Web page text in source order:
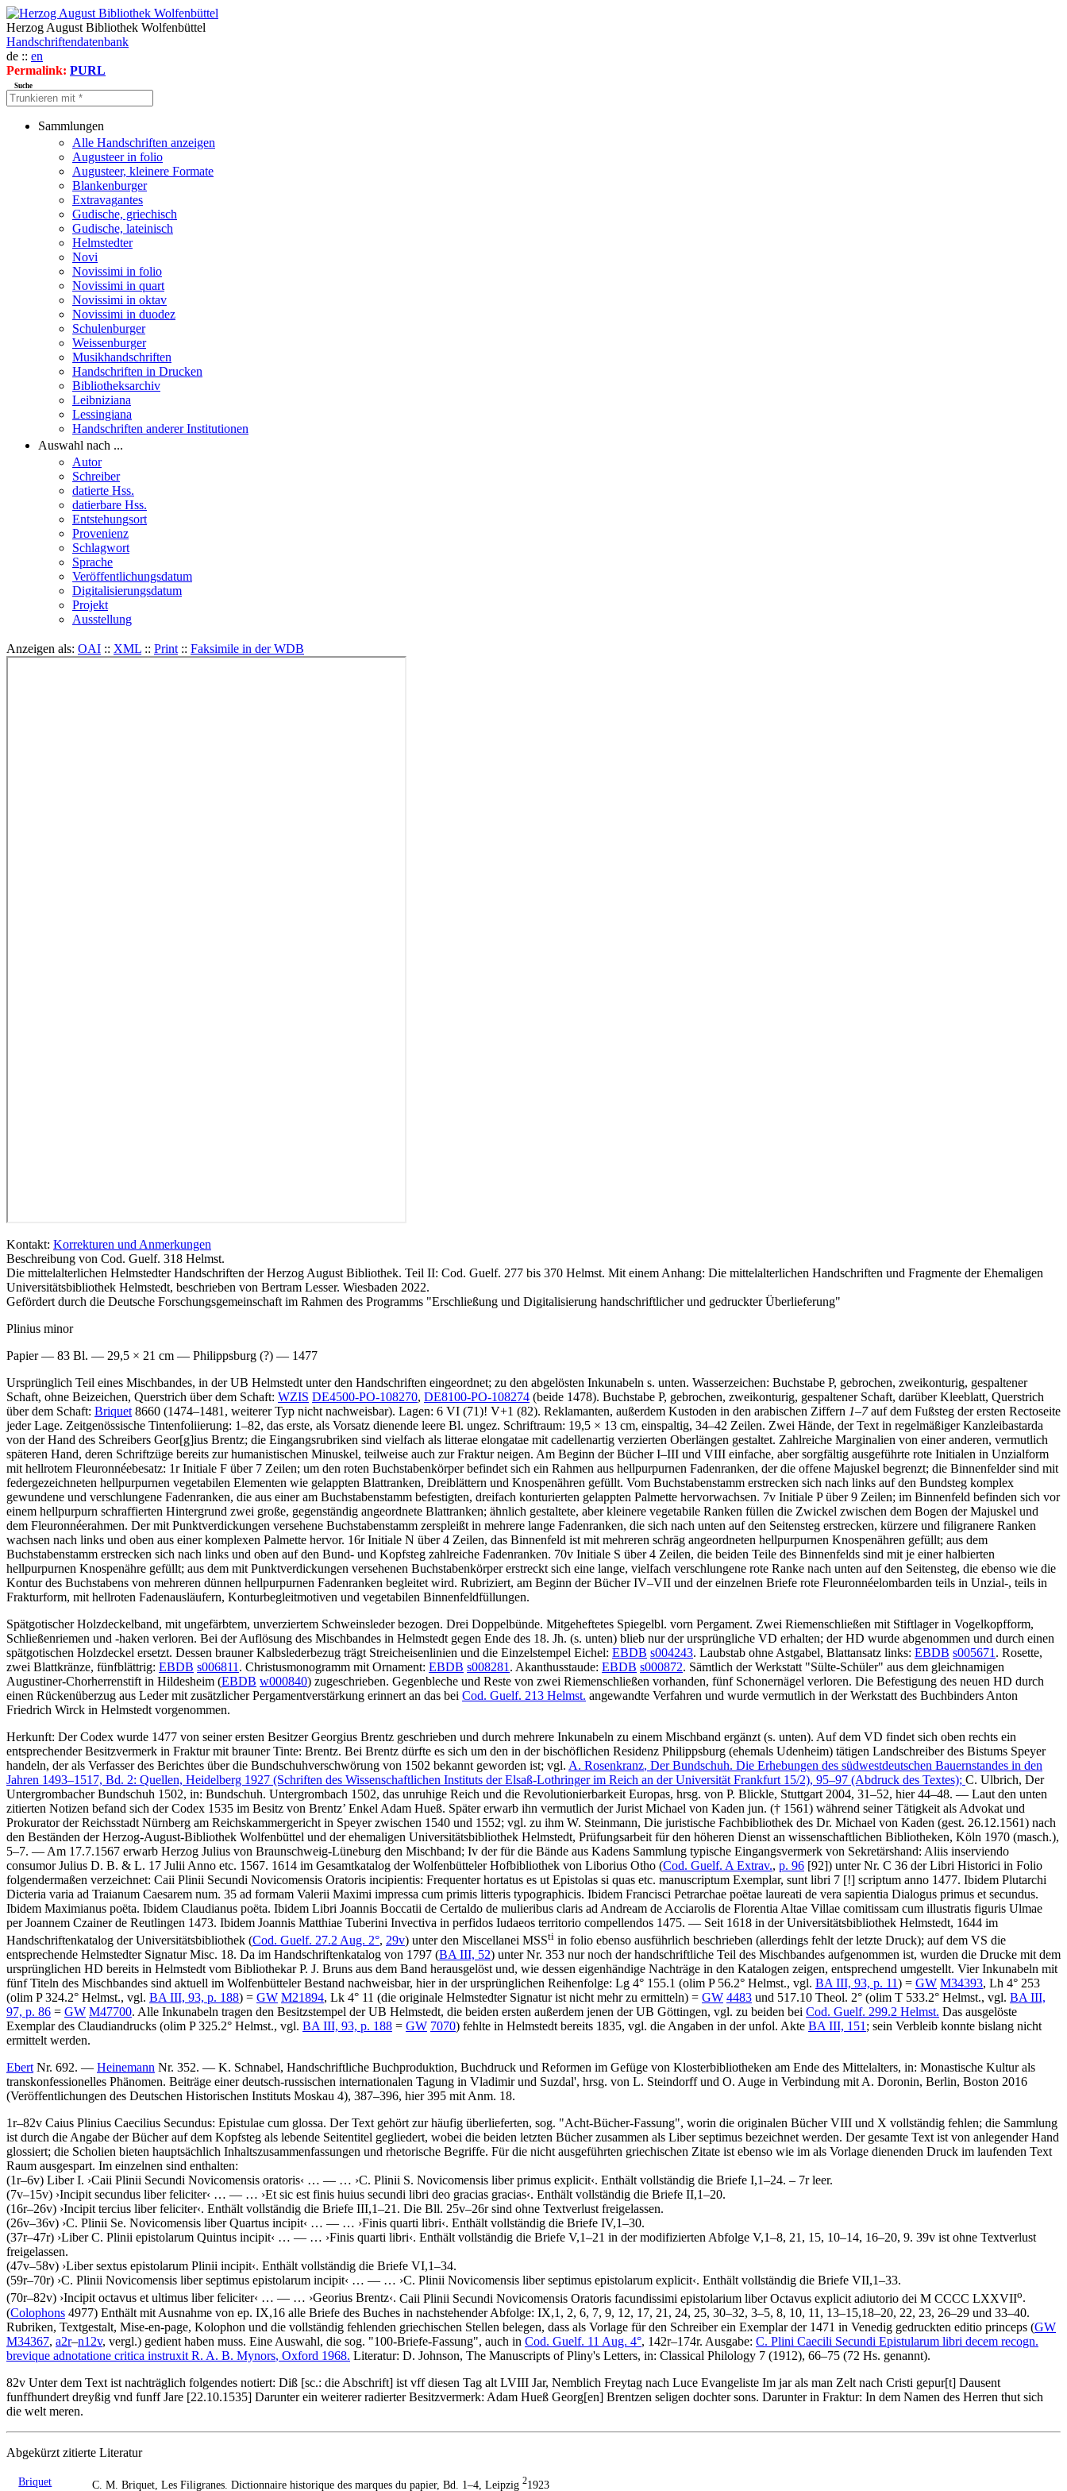
Herzog August Bibliothek Wolfenbüttel
Handschriftendatenbank
de :: en
Permalink: PURL
Suche
Sammlungen
Alle Handschriften anzeigen
Augusteer in folio
Augusteer, kleinere Formate
Blankenburger
Extravagantes
Gudische, griechisch
Gudische, lateinisch
Helmstedter
Novi
Novissimi in folio
Novissimi in quart
Novissimi in oktav
Novissimi in duodez
Schulenburger
Weissenburger
Musikhandschriften
Handschriften in Drucken
Bibliotheksarchiv
Leibniziana
Lessingiana
Handschriften anderer Institutionen
Auswahl nach ...
Autor
Schreiber
datierte Hss.
datierbare Hss.
Entstehungsort
Provenienz
Schlagwort
Sprache
Veröffentlichungsdatum
Digitalisierungsdatum
Projekt
Ausstellung
Anzeigen als: OAI :: XML :: Print :: Faksimile in der WDB
Kontakt: Korrekturen und Anmerkungen
Beschreibung von Cod. Guelf. 318 Helmst.
Die mittelalterlichen Helmstedter Handschriften der Herzog August Bibliothek. Teil II: Cod. Guelf. 277 bis 370 Helmst. Mit einem Anhang: Die mittelalterlichen Handschriften und Fragmente der Ehemaligen
Universitätsbibliothek Helmstedt, beschrieben von Bertram Lesser. Wiesbaden 2022.
Gefördert durch die Deutsche Forschungsgemeinschaft im Rahmen des Programms "Erschließung und Digitalisierung handschriftlicher und gedruckter Überlieferung"
Plinius minor
Papier — 83 Bl. — 29,5 × 21 cm — Philippsburg (?) — 1477
Ursprünglich Teil eines Mischbandes, in der UB Helmstedt unter den Handschriften eingeordnet; zu den abgelösten Inkunabeln s. unten. Wasserzeichen: Buchstabe P, gebrochen, zweikonturig, gespaltener
Schaft, ohne Beizeichen, Querstrich über dem Schaft: WZIS DE4500-PO-108270, DE8100-PO-108274 (beide 1478). Buchstabe P, gebrochen, zweikonturig, gespaltener Schaft, darüber Kleeblatt, Querstrich
über dem Schaft: Briquet 8660 (1474–1481, weiterer Typ nicht nachweisbar). Lagen: 6 VI (71)! V+1 (82). Reklamanten, außerdem Kustoden in den arabischen Ziffern 1–7auf dem Fußsteg der ersten Rectoseite
jeder Lage. Zeitgenössische Tintenfoliierung: 1–82, das erste, als Vorsatz dienende leere Bl. ungez. Schriftraum: 19,5 × 13 cm, einspaltig, 34–42 Zeilen. Zwei Hände, der Text in regelmäßiger Kanzleibastarda
von der Hand des Schreibers Geor[g]ius Brentz; die Eingangsrubriken sind vielfach als litterae elongatae mit cadellenartig verzierten Oberlängen gestaltet. Zahlreiche Marginalien von einer anderen, vermutlich
späteren Hand, deren Schriftzüge bereits zur humanistischen Minuskel, teilweise auch zur Fraktur neigen. Am Beginn der Bücher I–III und VIII einfache, aber sorgfältig ausgeführte rote Initialen in Unzialform
mit hellrotem Fleuronnéebesatz: 1r Initiale F über 7 Zeilen; um den roten Buchstabenkörper befindet sich ein Rahmen aus hellpurpurnen Fadenranken, der die offene Majuskel begrenzt; die Binnenfelder sind mit
federgezeichneten hellpurpurnen vegetabilen Elementen wie gelappten Blattranken, Dreiblättern und Knospenähren gefüllt. Vom Buchstabenstamm erstrecken sich nach links auf den Bundsteg komplex
gewundene und verschlungene Fadenranken, die aus einer am Buchstabenstamm befestigten, dreifach konturierten gelappten Palmette hervorwachsen. 7v Initiale Püber 9 Zeilen; im Binnenfeld befinden sich vor
einem hellpurpurn schraffierten Hintergrund zwei große, gegenständig angeordnete Blattranken; ähnlich gestaltete, aber kleinere vegetabile Ranken füllen die Zwickel zwischen dem Bogen der Majuskel und
dem Fleuronnéerahmen. Der mit Punktverdickungen versehene Buchstabenstamm zerspleißt in mehrere lange Fadenranken, die sich nach unten auf den Seitensteg erstrecken, kürzere und filigranere Ranken
wachsen nach links und oben aus einer komplexen Palmette hervor. 16r Initiale N über 4 Zeilen, das Binnenfeld ist mit mehreren schräg angeordneten hellpurpurnen Knospenähren gefüllt; aus dem
Buchstabenstamm erstrecken sich nach links und oben auf den Bund- und Kopfsteg zahlreiche Fadenranken. 70v Initiale S über 4 Zeilen, die beiden Teile des Binnenfelds sind mit je einer halbierten
hellpurpurnen Knospenähre gefüllt; aus dem mit Punktverdickungen versehenen Buchstabenkörper erstreckt sich eine lange, vielfach verschlungene rote Ranke nach unten auf den Seitensteg, die ebenso wie die
Kontur des Buchstabens von mehreren dünnen hellpurpurnen Fadenranken begleitet wird. Rubriziert, am Beginn der Bücher IV–VII und der einzelnen Briefe rote Fleuronnéelombarden teils in Unzial-, teils in
Frakturform, mit hellroten Fadenausläufern, Konturbegleitmotiven und vegetabilen Binnenfeldfüllungen.
Spätgotischer Holzdeckelband, mit ungefärbtem, unverziertem Schweinsleder bezogen. Drei Doppelbünde. Mitgeheftetes Spiegelbl. vorn Pergament. Zwei Riemenschließen mit Stiftlager in Vogelkopfform,
Schließenriemen und -haken verloren. Bei der Auflösung des Mischbandes in Helmstedt gegen Ende des 18. Jh. (s. unten) blieb nur der ursprüngliche VD erhalten; der HD wurde abgenommen und durch einen
spätgotischen Holzdeckel ersetzt. Dessen brauner Kalbslederbezug trägt Streicheisenlinien und die Einzelstempel Eichel: EBDB s004243. Laubstab ohne Astgabel, Blattansatz links: EBDB s005671 . Rosette,
zwei Blattkränze, fünfblättrig: EBDB s006811 . Christusmonogramm mit Ornament: EBDB s008281 . Akanthusstaude: EBDB s000872. Sämtlich der Werkstatt "Sülte-Schüler" aus dem gleichnamigen
Augustiner-Chorherrenstift in Hildesheim (EBDB w000840) zugeschrieben. Gegenbleche und Reste von zwei Riemenschließen vorhanden, fünf Schonernägel verloren. Die Befestigung des neuen HD durch
einen Rückenüberzug aus Leder mit zusätzlicher Pergamentverstärkung erinnert an das bei Cod. Guelf. 213 Helmst. angewandte Verfahren und wurde vermutlich in der Werkstatt des Buchbinders Anton
Friedrich Wirck in Helmstedt vorgenommen.
Herkunft: Der Codex wurde 1477 von seiner ersten Besitzer Georgius Brentz geschrieben und durch mehrere Inkunabeln zu einem Mischband ergänzt (s. unten). Auf dem VD findet sich oben rechts ein
entsprechender Besitzvermerk in Fraktur mit brauner Tinte: Brentz. Bei Brentz dürfte es sich um den in der bischöflichen Residenz Philippsburg (ehemals Udenheim) tätigen Landschreiber des Bistums Speyer
handeln, der als Verfasser des Berichtes über die Bundschuhverschwörung von 1502 bekannt geworden ist; vgl. A. Rosenkranz, Der Bundschuh. Die Erhebungen des südwestdeutschen Bauernstandes in den
Jahren 1493–1517, Bd. 2: Quellen, Heidelberg 1927 (Schriften des Wissenschaftlichen Instituts der Elsaß-Lothringer im Reich an der Universität Frankfurt 15/2), 95–97 (Abdruck des Textes); C. Ulbrich, Der
Untergrombacher Bundschuh 1502, in: Bundschuh. Untergrombach 1502, das unruhige Reich und die Revolutionierbarkeit Europas, hrsg. von P. Blickle, Stuttgart 2004, 31–52, hier 44–48. — Laut den unten
zitierten Notizen befand sich der Codex 1535 im Besitz von Brentz’ Enkel Adam Hueß. Später erwarb ihn vermutlich der Jurist Michael von Kaden jun. († 1561) während seiner Tätigkeit als Advokat und
Prokurator der Reichsstadt Nürnberg am Reichskammergericht in Speyer zwischen 1540 und 1552; vgl. zu ihm W. Steinmann, Die juristische Fachbibliothek des Dr. Michael von Kaden (gest. 26.12.1561) nach
den Beständen der Herzog-August-Bibliothek Wolfenbüttel und der ehemaligen Universitätsbibliothek Helmstedt, Prüfungsarbeit für den höheren Dienst an wissenschaftlichen Bibliotheken, Köln 1970 (masch.),
5–7. — Am 17.7.1567 erwarb Herzog Julius von Braunschweig-Lüneburg den Mischband; Iv der für die Bände aus Kadens Sammlung typische Eingangsvermerk von Sekretärshand: Aliis inserviendo
consumor Julius D. B. & L. 17 Julii Anno etc. 1567. 1614 im Gesamtkatalog der Wolfenbütteler Hofbibliothek von Liborius Otho (Cod. Guelf. A Extrav., p. 96 [92]) unter Nr. C 36 derLibri Historici in Folio
folgendermaßen verzeichnet: Caii Plinii Secundi Novicomensis Oratoris incipientis: Frequenter hortatus es ut Epistolas si quas etc. manuscriptum Exemplar, sunt libri 7 [!] scriptum anno 1477. Ibidem Plutarchi
Dicteria varia ad Traianum Caesarem num. 35 ad formam Valerii Maximi impressa cum primis litteris typographicis. Ibidem Francisci Petrarchae poëtae laureati de vera sapientia Dialogus primus et secundus.
Ibidem Maximianus poëta. Ibidem Claudianus poëta. Ibidem Libri Joannis Boccatii de Certaldo de mulieribus claris ad Andream de Acciarolis de Florentia Altae Villae comitissam cum illustratis figuris Ulmae
per Joannem Czainer de Reutlingen 1473. Ibidem Joannis Matthiae Tuberini Invectiva in perfidos Iudaeos territorio compellendos 1475. — Seit 1618 in der Universitätsbibliothek Helmstedt, 1644 im
Handschriftenkatalog der Universitätsbibliothek (Cod. Guelf. 27.2 Aug. 2°, 29v) unter den Miscellanei MSSti in folio ebenso ausführlich beschrieben (allerdings fehlt der letzte Druck); auf dem VS die
entsprechende Helmstedter SignaturMisc. 18. Da im Handschriftenkatalog von 1797 (BA III, 52) unter Nr. 353 nur noch der handschriftliche Teil des Mischbandes aufgenommen ist, wurden die Drucke mit dem
ursprünglichen HD bereits in Helmstedt vom Bibliothekar P. J. Bruns aus dem Band herausgelöst und, wie dessen eigenhändige Nachträge in den Katalogen zeigen, entsprechend umgestellt. Vier Inkunabeln mit
fünf Titeln des Mischbandes sind aktuell im Wolfenbütteler Bestand nachweisbar, hier in der ursprünglichen Reihenfolge: Lg 4° 155.1 (olim P 56.2° Helmst., vgl. BA III, 93, p. 11) = GW M34393, Lh 4° 253
(olim P 324.2° Helmst., vgl. BA III, 93, p. 188) = GW M21894, Lk 4° 11 (die originale Helmstedter Signatur ist nicht mehr zu ermitteln) = GW 4483 und 517.10 Theol. 2° (olim T 533.2° Helmst., vgl. BA III,
97, p. 86 = GW M47700. Alle Inkunabeln tragen den Besitzstempel der UB Helmstedt, die beiden ersten außerdem jenen der UB Göttingen, vgl. zu beiden bei Cod. Guelf. 299.2 Helmst. Das ausgelöste
Exemplar des Claudiandrucks (olim P 325.2° Helmst., vgl. BA III, 93, p. 188 = GW 7070) fehlte in Helmstedt bereits 1835, vgl. die Angaben in der unfol. Akte BA III, 151 ; sein Verbleib konnte bislang nicht
ermittelt werden.
Ebert Nr. 692. — Heinemann Nr. 352. — K. Schnabel, Handschriftliche Buchproduktion, Buchdruck und Reformen im Gefüge von Klosterbibliotheken am Ende des Mittelalters, in: Monastische Kultur als
transkonfessionelles Phänomen. Beiträge einer deutsch-russischen internationalen Tagung in Vladimir und Suzdal', hrsg. von L. Steindorffund O. Auge in Verbindung mit A. Doronin, Berlin, Boston 2016
(Veröffentlichungen des Deutschen Historischen Instituts Moskau 4), 387–396, hier 395 mit Anm. 18.
1r–82v Caius Plinius Caecilius Secundus: Epistulae cum glossa. Der Text gehört zur häufig überlieferten, sog. "Acht-Bücher-Fassung", worin die originalen Bücher VIII und X vollständig fehlen; die Sammlung
ist durch die Angabe der Bücher auf dem Kopfsteg als lebende Seitentitel gegliedert, wobei die beiden letzten Bücher zusammen als Liber septimus bezeichnet werden. Der gesamte Text ist von anlegender Hand
glossiert; die Scholien bieten hauptsächlich Inhaltszusammenfassungen und rhetorische Begriffe. Für die nicht ausgeführten griechischen Zitate ist ebenso wie im als Vorlage dienenden Druck im laufenden Text
Raum ausgespart. Im einzelnen sind enthalten:
(1r–6v) Liber I. ›Caii Plinii Secundi Novicomensis oratoris‹ … — … ›C. Plinii S. Novicomensis liber primus explicit‹. Enthält vollständig die Briefe I,1–24. – 7r leer.
(7v–15v) ›Incipit secundus liber feliciter‹ … — … ›Et sic est finis huius secundi libri deo gracias gracias‹. Enthält vollständig die Briefe II,1–20.
(16r–26v) ›Incipit tercius liber feliciter‹. Enthält vollständig die Briefe III,1–21. Die Bll. 25v–26r sind ohne Textverlust freigelassen.
(26v–36v) ›C. Plinii Se. Novicomensis liber Quartus incipit‹ … — … ›Finis quarti libri‹. Enthält vollständig die Briefe IV,1–30.
(37r–47r) ›Liber C. Plinii epistolarum Quintus incipit‹ … — … ›Finis quarti libri‹. Enthält vollständig die Briefe V,1–21 in der modifizierten Abfolge V,1–8, 21, 15, 10–14, 16–20, 9. 39v ist ohne Textverlust
freigelassen.
(47v–58v) ›Liber sextus epistolarum Plinii incipit‹. Enthält vollständig die Briefe VI,1–34.
(59r–70r) ›C. Plinii Novicomensis liber septimus epistolarum incipit‹ … — … ›C. Plinii Novicomensis liber septimus epistolarum explicit‹. Enthält vollständig die Briefe VII,1–33.
(70r–82v) ›Incipit octavus et ultimus liber feliciter‹ … — … ›Georius Brentz‹. Caii Plinii Secundi Novicomensis Oratoris facundissimi epistolarium liber Octavus explicit adiutorio dei M CCCC LXXVIIo.
(Colophons 4977) Enthält mit Ausnahme von ep. IX,16 alle Briefe des Buches in nachstehender Abfolge: IX,1, 2, 6, 7, 9, 12, 17, 21, 24, 25, 30–32, 3–5, 8, 10, 11, 13–15,18–20, 22, 23, 26–29 und 33–40.
Rubriken, Textgestalt, Mise-en-page, Kolophon und die vollständig fehlenden griechischen Stellen belegen, dass als Vorlage für den Schreiber ein Exemplar der 1471 in Venedig gedruckten editio princeps (GW
M34367, a2r–n12v, vergl.) gedient haben muss. Eine Auswahl, die sog. "100-Briefe-Fassung", auch in Cod. Guelf. 11 Aug. 4°, 142r–174r. Ausgabe: C. Plini Caecili Secundi Epistularum libri decem recogn.
brevique adnotatione critica instruxit R. A. B. Mynors, Oxford 1968. Literatur: D. Johnson, The Manuscripts of Pliny's Letters, in: Classical Philology 7 (1912), 66–75 (72 Hs. genannt).
82v Unter dem Text ist nachträglich folgendes notiert: Diß [sc.: die Abschrift] ist vff diesen Tag alt LVIII Jar, Nemblich Freytag nach Luce Evangeliste Im jar als man Zelt nach Cristi gepur[t] Dausent
funffhundert dreyßig vnd funff Jare [22.10.1535] Darunter ein weiterer radierter Besitzvermerk: Adam Hueß Georg[en] Brentzen seligen dochter sons. Darunter in Fraktur: In dem Namen des Herren thut sich
die welt meren.
Abgekürzt zitierte Literatur
Briquet C. M. Briquet, Les Filigranes. Dictionnaire historique des marques du papier, Bd. 1–4, Leipzig21923